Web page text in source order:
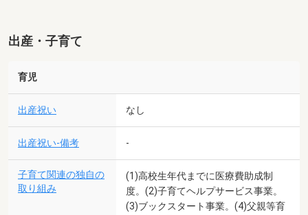
出産・子育て
育児
出産祝い なし
出産祝い-備考 -
子育て関連の独自の
取り組み
(1)高校生年代までに医療費助成制
度。(2)子育てヘルプサービス事業。
(3)ブックスタート事業。(4)父親等育